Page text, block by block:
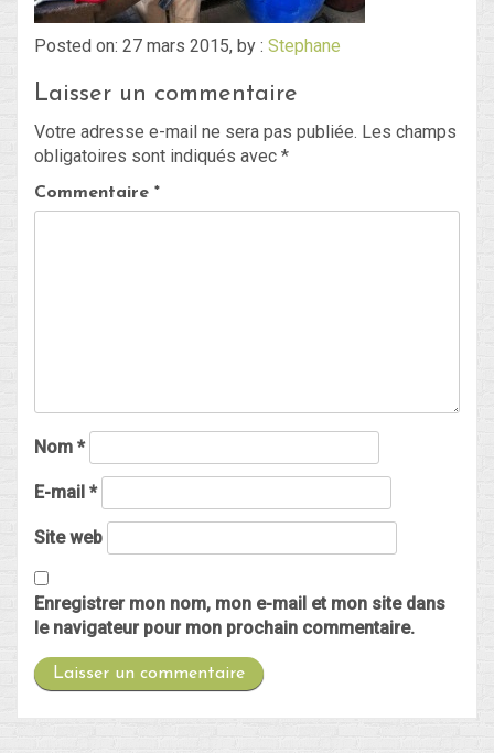
Posted on: 27 mars 2015, by : Stephane
Laisser un commentaire
Votre adresse e-mail ne sera pas publiée. Les champs
obligatoires sont indiqués avec *
Commentaire *
Nom *
E-mail *
Site web
Enregistrer mon nom, mon e-mail et mon site dans
le navigateur pour mon prochain commentaire.